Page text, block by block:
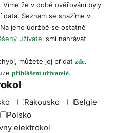
Víme že v době ověřování byly
Seznam se snažíme v
jeho údržbě se ostatně
uživatel smí nahrávat
můžete jej přidat zde.
přihlášení uživatelé.
Rakousko
Belgie
Polsko
elektrokol